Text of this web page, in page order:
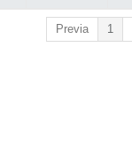
Previa 1